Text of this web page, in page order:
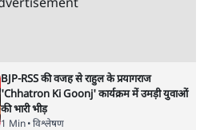
BJP-RSS की वजह से राहुल के प्रयागराज